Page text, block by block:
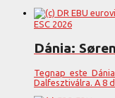
ESC 2026
Dánia:
Tegnap este
Dalfesztiválra. A 8